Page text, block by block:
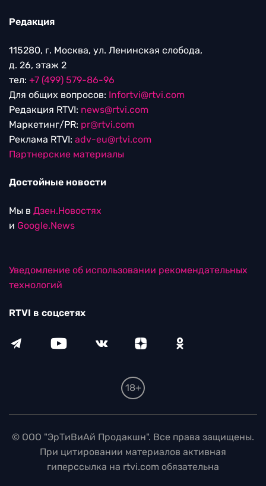
Редакция
115280, г. Москва, ул. Ленинская слобода,
д. 26, этаж 2
тел: +7 (499) 579-86-96
Для общих вопросов: Infortvi@rtvi.com
Редакция RTVI: news@rtvi.com
Маркетинг/PR: pr@rtvi.com
Реклама RTVI: adv-eu@rtvi.com
Партнерские материалы
Достойные новости
Мы в Дзен.Новостях
и Google.News
Уведомление об использовании рекомендательных
технологий
RTVI в соцсетях
18+
© ООО "ЭрТиВиАй Продакшн". Все права защищены.
При цитировании материалов активная
гиперссылка на rtvi.com обязательна